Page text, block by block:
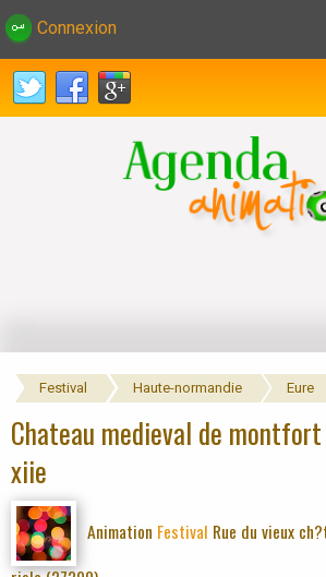
Connexion
Festival Haute-normandie Eure
Chateau medieval de
xiie
Animation Festival Rue du vieux